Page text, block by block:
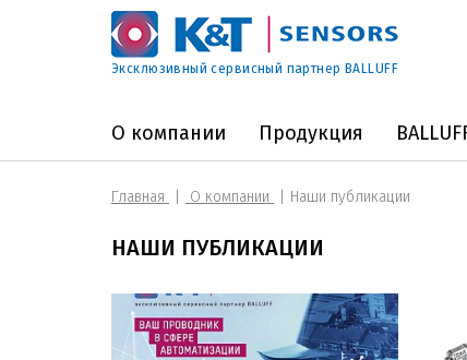
Эксклюзивный сервисный партнер BALLUFF
О компании Продукция
Главная О компании Наши публикации
НАШИ ПУБЛИКАЦИИ